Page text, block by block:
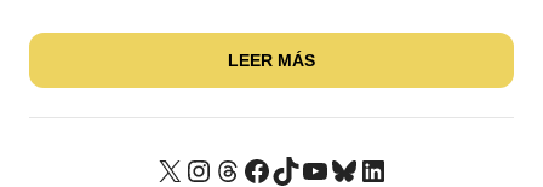
LEER MÁS
X Instagram
Threads
Facebook
TikTok
YouTube
Bluesky
LinkedIn